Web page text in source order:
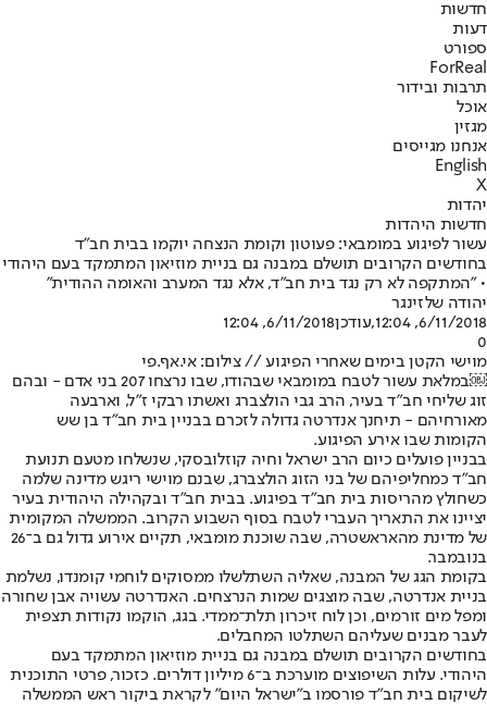
חדשות
דעות
ספורט
ForReal
תרבות ובידור
אוכל
מגזין
אנחנו מגייסים
English
X
יהדות
חדשות היהדות
עשור לפיגוע במומבאי: פעוטון וקומת הנצחה יוקמו בבית חב"ד
בחודשים הקרובים תושלם במבנה גם בניית מוזיאון המתמקד בעם היהודי
• "המתקפה לא רק נגד בית חב"ד, אלא נגד המערב והאומה ההודית"
יהודה שלזינגר
6/11/2018, 12:04
,עודכן6/11/2018, 12:04
0
מוישי הקטן בימים שאחרי הפיגוע // צילום: אי.אף.פי
￼במלאת עשור לטבח במומבאי שבהודו, שבו נרצחו 207 בני אדם - ובהם
זוג שליחי חב"ד בעיר, הרב גבי הולצברג ואשתו רבקי ז"ל, וארבעה
מאורחיהם - תיחנך אנדרטה גדולה לזכרם בבניין בית חב"ד בן שש
הקומות שבו אירע הפיגוע.
בבניין פועלים כיום הרב ישראל וחיה קוזלובסקי, שנשלחו מטעם תנועת
חב"ד כמחליפיהם של בני הזוג הולצברג, שבנם מוישי ריגש מדינה שלמה
כשחולץ מהריסות בית חב"ד בפיגוע. בבית חב"ד ובקהילה היהודית בעיר
יציינו את התאריך העברי לטבח בסוף השבוע הקרוב. הממשלה המקומית
של מדינת מהאראשטרה, שבה שוכנת מומבאי, תקיים אירוע גדול גם ב־26
בנובמבר.
בקומת הגג של המבנה, שאליה השתלשלו ממסוקים לוחמי קומנדו, נשלמת
בניית אנדרטה, שבה מוצגים שמות הנרצחים. האנדרטה עשויה אבן שחורה
ומפל מים זורמים, וכן לוח זיכרון תלת־ממדי. בגג, הוקמו נקודות תצפית
לעבר מבנים שעליהם השתלטו המחבלים.
בחודשים הקרובים תושלם במבנה גם בניית מוזיאון המתמקד בעם
היהודי. עלות השיפוצים מוערכת ב־6 מיליון דולרים. כזכור, פרטי התוכנית
לשיקום בית חב"ד פורסמו ב"ישראל היום" לקראת ביקור ראש הממשלה